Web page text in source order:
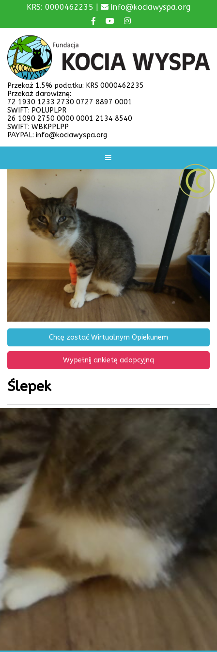
KRS: 0000462235 | info@kociawyspa.org
Przekaż 1.5% podatku: KRS 0000462235
Przekaż darowiznę:
72 1930 1233 2730 0727 8897 0001
SWIFT: POLUPLPR
26 1090 2750 0000 0001 2134 8540
SWIFT: WBKPPLPP
PAYPAL: info@kociawyspa.org
Chcę zostać Wirtualnym Opiekunem
Wypełnij ankietę adopcyjną
Ślepek